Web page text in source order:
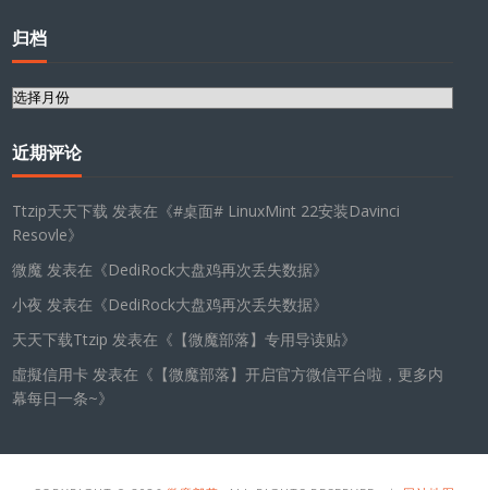
归档
归
近期评论
Ttzip天天下载 发表在《#桌面# LinuxMint 22安装Davinci
Resovle》
微魔 发表在《DediRock大盘鸡再次丢失数据》
小夜 发表在《DediRock大盘鸡再次丢失数据》
天天下载Ttzip 发表在《 【微魔部落】专用导读贴》
虛擬信用卡 发表在《 【微魔部落】开启官方微信平台啦，更多内
幕每日一条~》